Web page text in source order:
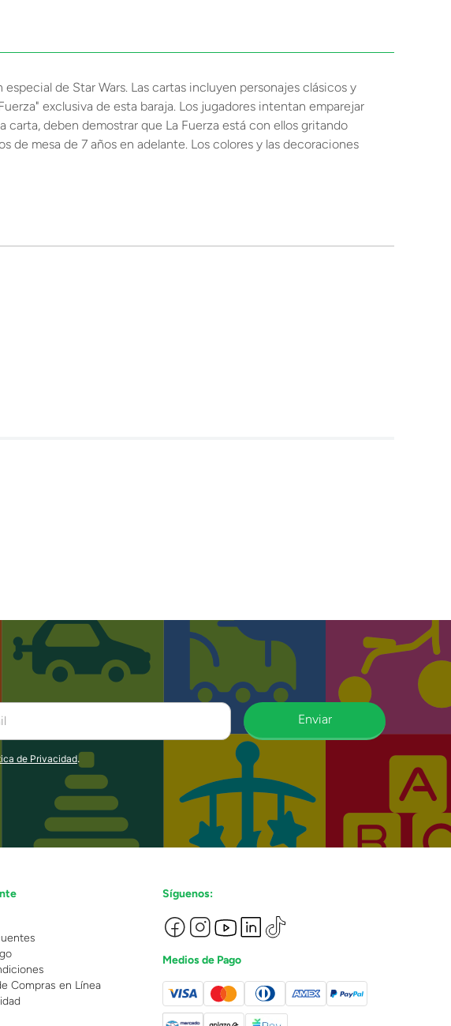
de Star Wars. Las cartas incluyen personajes clásicos y
exclusiva de esta baraja. Los jugadores intentan emparejar
carta, deben demostrar que La Fuerza está con ellos gritando
de mesa de 7 años en adelante. Los colores y las decoraciones
Enviar
de Privacidad.
Compras en Línea
Síguenos:
Medios de Pago